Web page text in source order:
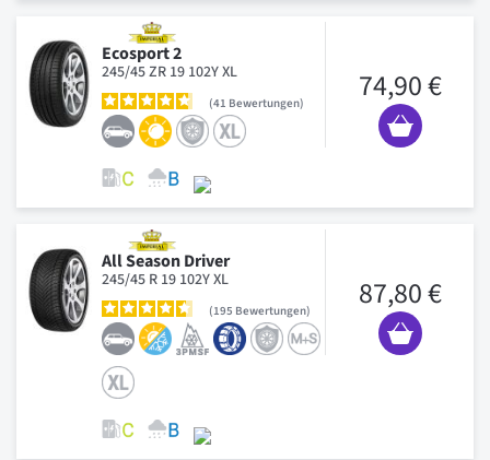
Ecosport 2
245/45 ZR 19 102Y XL
41 Bewertungen 74,90 €
All Season Driver
245/45 R 19 102Y XL
195 Bewertungen 87,80 €